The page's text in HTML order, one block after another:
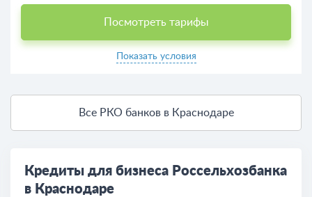
Посмотреть тарифы
Показать условия
Все РКО банков в Краснодаре
Кредиты для бизнеса Россельхозбанка
в Краснодаре